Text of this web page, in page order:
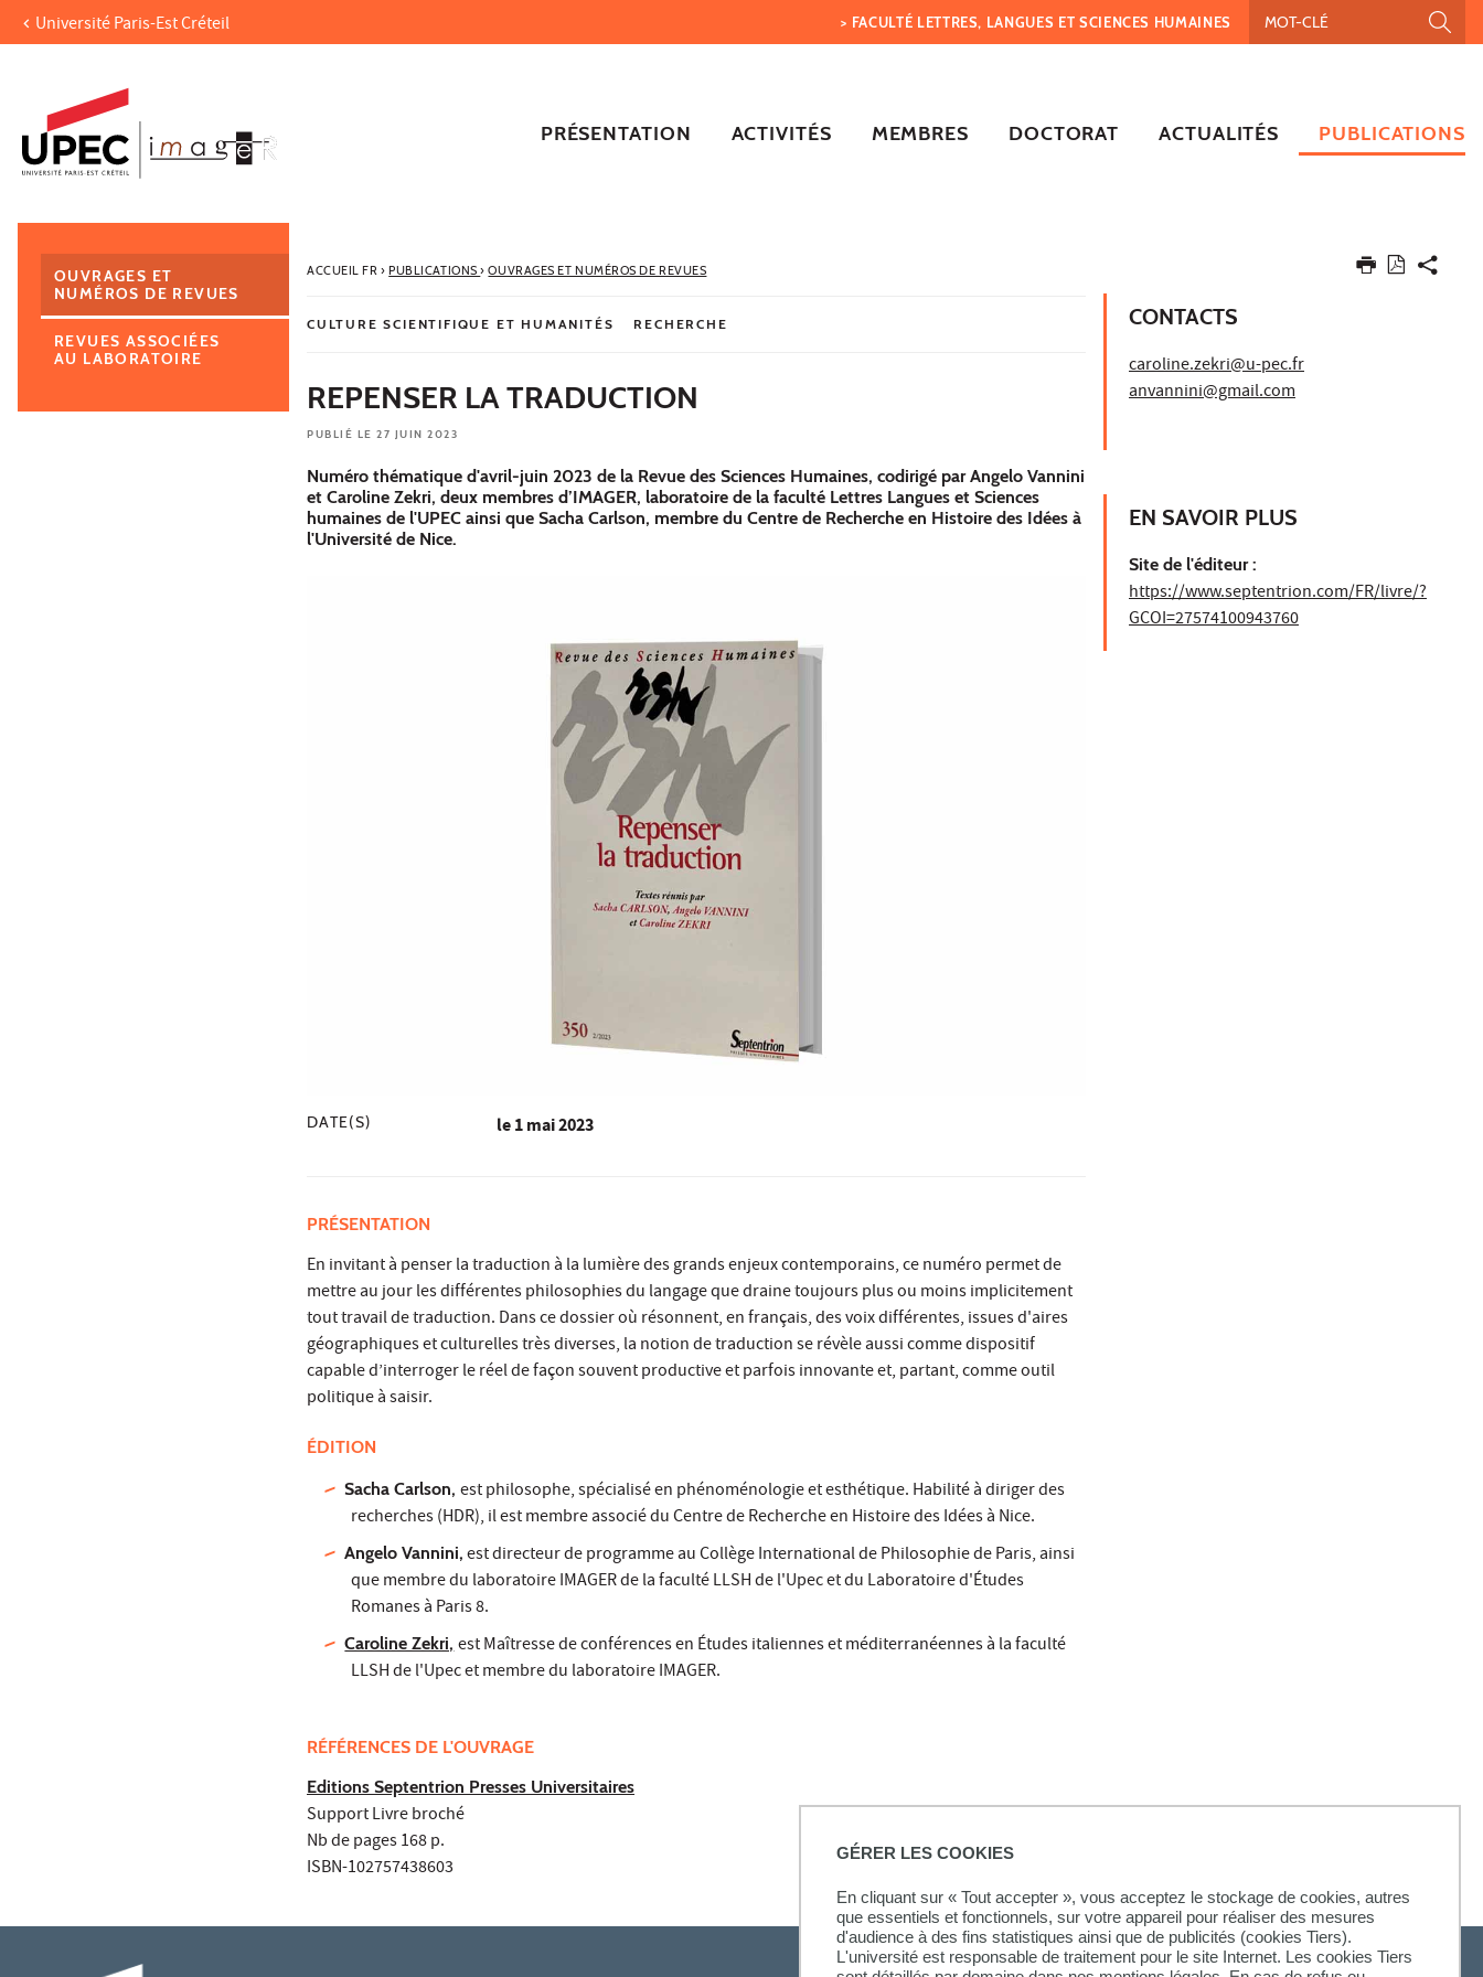
GÉRER LES COOKIES
En cliquant sur « Tout accepter », vous acceptez le stockage de cookies, autres
que essentiels et fonctionnels, sur votre appareil pour réaliser des mesures
d'audience à des fins statistiques ainsi que de publicités (cookies Tiers).
L'université est responsable de traitement pour le site Internet. Les cookies Tiers
Aller au contenu
Recherche
Navigation secondaire
Université Paris-Est Créteil > FACULTÉ LETTRES, LANGUES ET SCIENCES HUMAINES
PRÉSENTATION ACTIVITÉS MEMBRES DOCTORAT ACTUALITÉS PUBLICATIONS
ACCUEIL FR› PUBLICATIONS› OUVRAGES ET NUMÉROS DE REVUES
CULTURE SCIENTIFIQUE ET HUMANITÉS RECHERCHE
REPENSER LA TRADUCTION
PUBLIÉ LE 27 JUIN 2023
Numéro thématique d'avril-juin 2023 de la Revue des Sciences Humaines, codirigé par Angelo Vannini
et Caroline Zekri, deux membres d’IMAGER, laboratoire de la faculté Lettres Langues et Sciences
humaines de l'UPEC ainsi que Sacha Carlson, membre du Centre de Recherche en Histoire des Idées à
l'Université de Nice.
DATE(S) le1 mai 2023
PRÉSENTATION
En invitant à penser la traduction à la lumière des grands enjeux contemporains, ce numéro permet de
mettre au jour les différentes philosophies du langage que draine toujours plus ou moins implicitement
tout travail de traduction. Dans ce dossier où résonnent, en français, des voix différentes, issues d'aires
géographiques et culturelles très diverses, la notion de traduction se révèle aussi comme dispositif
capable d’interroger le réel de façon souvent productive et parfois innovante et, partant, comme outil
politique à saisir.
ÉDITION
Sacha Carlson,est philosophe, spécialisé en phénoménologie et esthétique. Habilité à diriger des
recherches (HDR), il est membre associé du Centre de Recherche en Histoire des Idées à Nice.
Angelo Vannini, est directeur de programme au Collège International de Philosophie de Paris, ainsi
que membre du laboratoire IMAGER de la faculté LLSH de l'Upec et du Laboratoire d'Études
Romanes à Paris 8.
Caroline Zekri, est Maîtresse de conférences en Études italiennes et méditerranéennes à la faculté
LLSH de l'Upec et membre du laboratoire IMAGER.
RÉFÉRENCES DE L'OUVRAGE
Editions Septentrion Presses Universitaires
Support Livre broché
Nb de pages 168 p.
ISBN-102757438603
CONTACTS
caroline.zekri@u-pec.fr
anvannini@gmail.com
EN SAVOIR PLUS
Site de l'éditeur :
https://www.septentrion.com/FR/livre/?
GCOI=27574100943760
OUVRAGES ET
NUMÉROS DE REVUES
REVUES ASSOCIÉES
AU LABORATOIRE